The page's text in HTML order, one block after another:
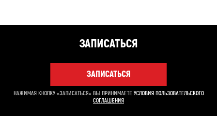
ЗАПИСАТЬСЯ
ЗАПИСАТЬСЯ
НАЖИМАЯ КНОПКУ «ЗАПИСАТЬСЯ» ВЫ ПРИНИМАЕТЕ УСЛОВИЯ ПОЛЬЗОВАТЕЛЬСКОГО
СОГЛАШЕНИЯ